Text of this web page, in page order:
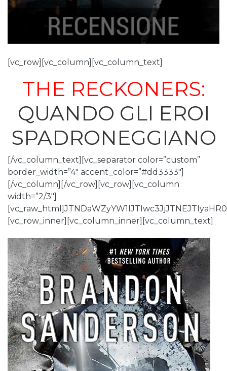
[vc_row][vc_column][vc_column_text]
THE RECKONERS:
QUANDO GLI EROI
SPADRONEGGIANO
[/vc_column_text][vc_separator color=”custom”
border_width=”4″ accent_color=”#dd3333″]
[/vc_column][/vc_row][vc_row][vc_column
width=”2/3″]
[vc_row_inner][vc_column_inner][vc_column_text]